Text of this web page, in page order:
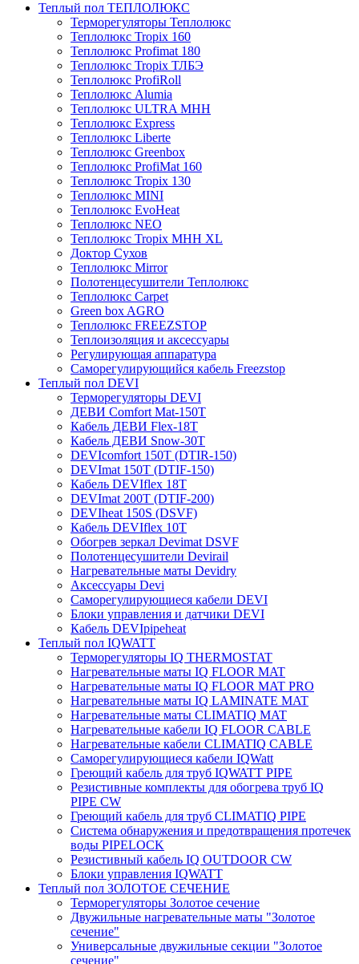
Теплый пол ТЕПЛОЛЮКС
Терморегуляторы Теплолюкс
Теплолюкс Tropix 160
Теплолюкс Profimat 180
Теплолюкс Tropix ТЛБЭ
Теплолюкс ProfiRoll
Теплолюкс Alumia
Теплолюкс ULTRA МНН
Теплолюкс Express
Теплолюкс Liberte
Теплолюкс Greenbox
Теплолюкс ProfiMat 160
Теплолюкс Tropix 130
Теплолюкс MINI
Теплолюкс EvoHeat
Теплолюкс NEO
Теплолюкс Tropix МНН XL
Доктор Сухов
Теплолюкс Mirror
Полотенцесушители Теплолюкс
Теплолюкс Carpet
Green box AGRO
Теплолюкс FREEZSTOP
Теплоизоляция и аксессуары
Регулирующая аппаратура
Cаморегулирующийся кабель Freezstop
Теплый пол DEVI
Терморегуляторы DEVI
ДЕВИ Comfort Mat-150T
Кабель ДЕВИ Flex-18T
Кабель ДЕВИ Snow-30T
DEVIcomfort 150T (DTIR-150)
DEVImat 150T (DTIF-150)
Кабель DEVIflex 18T
DEVImat 200T (DTIF-200)
DEVIheat 150S (DSVF)
Кабель DEVIflex 10T
Обогрев зеркал Devimat DSVF
Полотенцесушители Devirail
Нагревательные маты Devidry
Аксессуары Devi
Саморегулирующиеся кабели DEVI
Блоки управления и датчики DEVI
Кабель DEVIpipeheat
Теплый пол IQWATT
Терморегуляторы IQ THERMOSTAT
Нагревательные маты IQ FLOOR MAT
Нагревательные маты IQ FLOOR MAT PRO
Нагревательные маты IQ LAMINATE MAT
Нагревательные маты CLIMATIQ MAT
Нагревательные кабели IQ FLOOR CABLE
Нагревательные кабели CLIMATIQ CABLE
Саморегулирующиеся кабели IQWatt
Греющий кабель для труб IQWATT PIPE
Резистивные комплекты для обогрева труб IQ
PIPE CW
Греющий кабель для труб CLIMATIQ PIPE
Система обнаружения и предотвращения протечек
воды PIPELOCK
Резистивный кабель IQ OUTDOOR CW
Блоки управления IQWATT
Теплый пол ЗОЛОТОЕ СЕЧЕНИЕ
Терморегуляторы Золотое сечение
Двужильные нагревательные маты "Золотое
сечение"
Универсальные двужильные секции "Золотое
сечение"